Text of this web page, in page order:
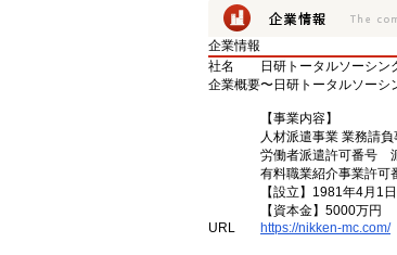
企業情報
社名
日研トータルソーシン
企業概要〜日研トータルソーシ
【事業内容】
人材派遣事業 業務請
労働者派遣許可番号
有料職業紹介事業許
【設立】1981年4月1日
【資本金】5000万円
URL
https://nikken-mc.com/